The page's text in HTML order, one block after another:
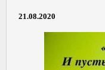
21.08.2020